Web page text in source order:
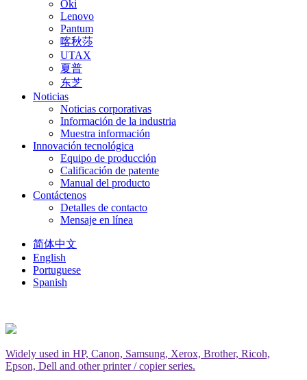
Oki
Lenovo
Pantum
喀秋莎
UTAX
夏普
东芝
Noticias
Noticias corporativas
Información de la industria
Muestra información
Innovación tecnológica
Equipo de producción
Calificación de patente
Manual del producto
Contáctenos
Detalles de contacto
Mensaje en línea
简体中文
English
Portuguese
Spanish
Widely used in HP, Canon, Samsung, Xerox, Brother, Ricoh,
Epson, Dell and other printer / copier series.